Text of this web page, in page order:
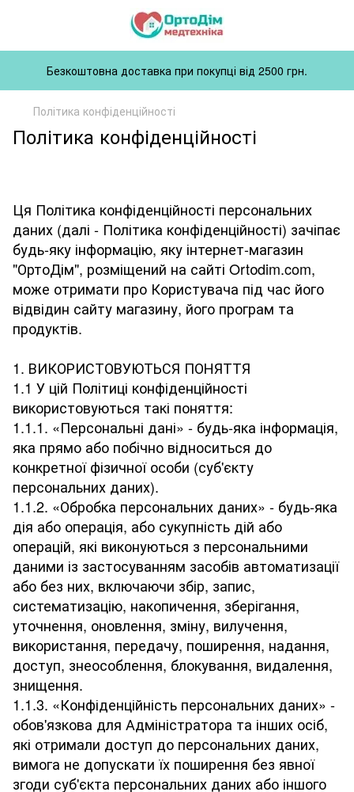
Безкоштовна доставка при покупці від 2500 грн.
Політика конфіденційності
Політика конфіденційності
Ця Політика конфіденційності персональних
даних (далі - Політика конфіденційності) зачіпає
будь-яку інформацію, яку інтернет-магазин
"ОртоДім", розміщений на сайті Ortоdim.com,
може отримати про Користувача під час його
відвідин сайту магазину, його програм та
продуктів.
1. ВИКОРИСТОВУЮТЬСЯ ПОНЯТТЯ
1.1 У цій Політиці конфіденційності
використовуються такі поняття:
1.1.1. «Персональні дані» - будь-яка інформація,
яка прямо або побічно відноситься до
конкретної фізичної особи (суб'єкту
персональних даних).
1.1.2. «Обробка персональних даних» - будь-яка
дія або операція, або сукупність дій або
операцій, які виконуються з персональними
даними із застосуванням засобів автоматизації
або без них, включаючи збір, запис,
систематизацію, накопичення, зберігання,
уточнення, оновлення, зміну, вилучення,
використання, передачу, поширення, надання,
доступ, знеособлення, блокування, видалення,
знищення.
1.1.3. «Конфіденційність персональних даних» -
обов'язкова для Адміністратора та інших осіб,
які отримали доступ до персональних даних,
вимога не допускати їх поширення без явної
згоди суб'єкта персональних даних або іншого